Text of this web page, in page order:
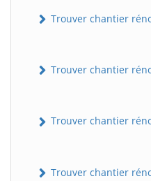
Trouver chantier
Trouver chantier
Trouver chantier
Trouver chantier